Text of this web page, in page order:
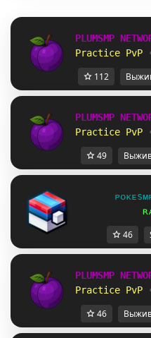
PLUMSMP
Practice PvP
112
PLUMSMP
Practice PvP
49
46
PLUMSMP
Practice PvP
46